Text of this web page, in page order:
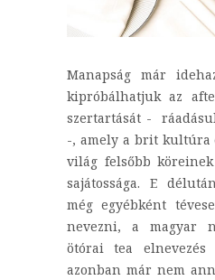
Manapság már
kipróbálhatjuk az
szertartását -
-, amely a brit kultúra
világ felsőbb
sajátossága. E
még egyébként
nevezni, a magyar
ötórai tea elnevezés
azonban már nem